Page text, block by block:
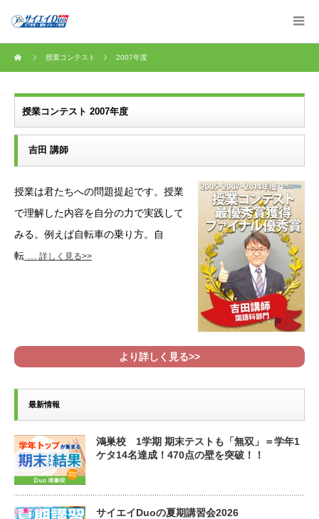
授業コンテスト 2007年度
授業コンテスト 2007年度
吉田 講師
授業は君たちへの問題提起です。授業
で理解した内容を自分の力で実践して
みる。例えば自転車の乗り方。自
転
詳しく見る>>
より詳しく見る>>
最新情報
鴻巣校 1学期 期末テストも「無双」＝学年1
ケタ14名達成！470点の壁を突破！！
サイエイDuoの夏期講習会2026